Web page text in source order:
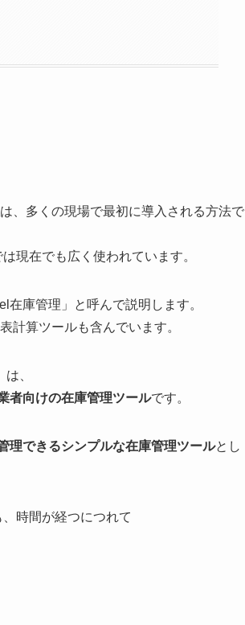
は、多くの現場で最初に導入される方法で
現在でも広く使われています。
在庫管理」と呼んで説明します。
計算ツールも含んでいます。
は、
者向けの在庫管理ツールです。
理できるシンプルな在庫管理ツールとし
時間が経つにつれて